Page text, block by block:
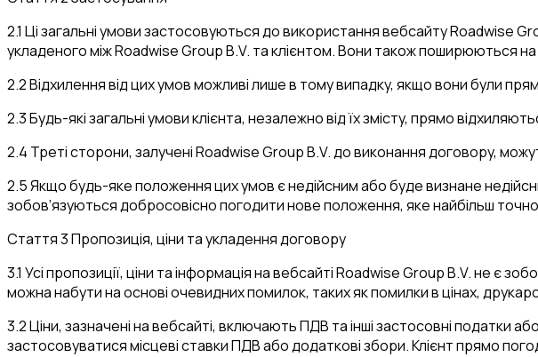
2.1 Ці загальні умови застосовуються до використання вебсайту Roadwise
укладеного між Roadwise Group B.V. та клієнтом. Вони також поширюються
2.2 Відхилення від цих умов можливі лише в тому випадку, якщо вони були
2.3 Будь-які загальні умови клієнта, незалежно від їх змісту, прямо
2.4 Треті сторони, залучені Roadwise Group B.V. до виконання договору,
2.5 Якщо будь-яке положення цих умов є недійсним або буде визнане
зобов’язуються добросовісно погодити нове положення, яке найбільш
Стаття 3 Пропозиція, ціни та укладення договору
3.1 Усі пропозиції, ціни та інформація на вебсайті Roadwise Group B.V. не
можна набути на основі очевидних помилок, таких як помилки в цінах,
3.2 Ціни, зазначені на вебсайті, включають ПДВ та інші застосовні податки
застосовуватися місцеві ставки ПДВ або додаткові збори. Клієнт прямо